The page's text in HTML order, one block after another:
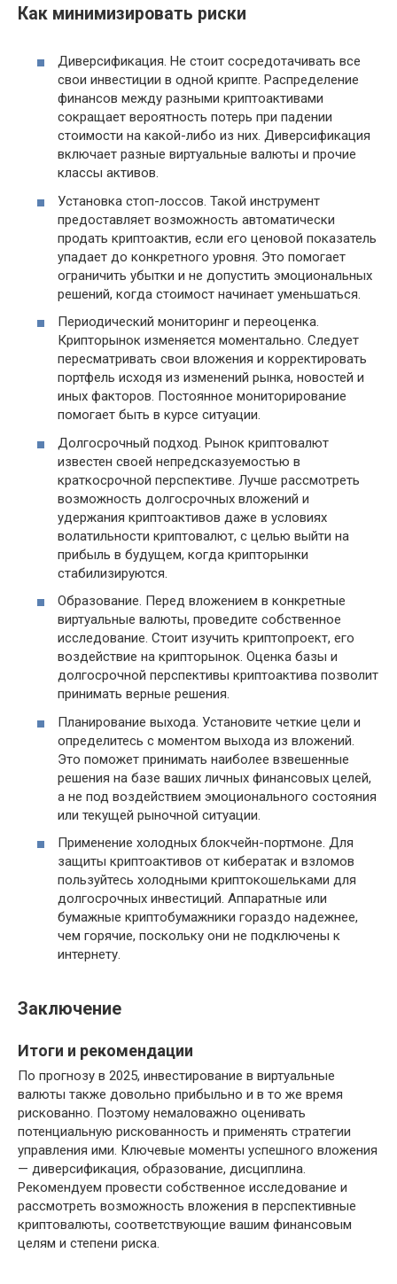
Как минимизировать риски
Диверсификация. Не стоит сосредотачивать все
свои инвестиции в одной крипте. Распределение
финансов между разными криптоактивами
сокращает вероятность потерь при падении
стоимости на какой-либо из них. Диверсификация
включает разные виртуальные валюты и прочие
классы активов.
Установка стоп-лоссов. Такой инструмент
предоставляет возможность автоматически
продать криптоактив, если его ценовой показатель
упадает до конкретного уровня. Это помогает
ограничить убытки и не допустить эмоциональных
решений, когда стоимост начинает уменьшаться.
Периодический мониторинг и переоценка.
Крипторынок изменяется моментально. Следует
пересматривать свои вложения и корректировать
портфель исходя из изменений рынка, новостей и
иных факторов. Постоянное мониторирование
помогает быть в курсе ситуации.
Долгосрочный подход. Рынок криптовалют
известен своей непредсказуемостью в
краткосрочной перспективе. Лучше рассмотреть
возможность долгосрочных вложений и
удержания криптоактивов даже в условиях
волатильности криптовалют, с целью выйти на
прибыль в будущем, когда крипторынки
стабилизируются.
Образование. Перед вложением в конкретные
виртуальные валюты, проведите собственное
исследование. Стоит изучить криптопроект, его
воздействие на крипторынок. Оценка базы и
долгосрочной перспективы криптоактива позволит
принимать верные решения.
Планирование выхода. Установите четкие цели и
определитесь с моментом выхода из вложений.
Это поможет принимать наиболее взвешенные
решения на базе ваших личных финансовых целей,
а не под воздействием эмоционального состояния
или текущей рыночной ситуации.
Применение холодных блокчейн-портмоне. Для
защиты криптоактивов от кибератак и взломов
пользуйтесь холодными криптокошельками для
долгосрочных инвестиций. Аппаратные или
бумажные криптобумажники гораздо надежнее,
чем горячие, поскольку они не подключены к
интернету.
Заключение
Итоги и рекомендации
По прогнозу в 2025, инвестирование в виртуальные
валюты также довольно прибыльно и в то же время
рискованно. Поэтому немаловажно оценивать
потенциальную рискованность и применять стратегии
управления ими. Ключевые моменты успешного вложения
— диверсификация, образование, дисциплина.
Рекомендуем провести собственное исследование и
рассмотреть возможность вложения в перспективные
криптовалюты, соответствующие вашим финансовым
целям и степени риска.